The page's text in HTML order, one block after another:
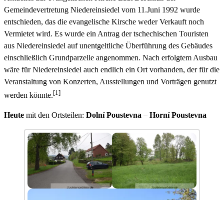
Gemeindevertretung Niedereinsiedel vom 11.Juni 1992 wurde
entschieden, das die evangelische Kirsche weder Verkauft noch
Vermietet wird. Es wurde ein Antrag der tschechischen Touristen
aus Niedereinsiedel auf unentgeltliche Überführung des Gebäudes
einschließlich Grundparzelle angenommen. Nach erfolgtem Ausbau
wäre für Niedereinsiedel auch endlich ein Ort vorhanden, der für die
Veranstaltung von Konzerten, Ausstellungen und Vorträgen genutzt
werden könnte.[1]
Heute mit den Ortsteilen: Dolní Poustevna – Horní Poustevna